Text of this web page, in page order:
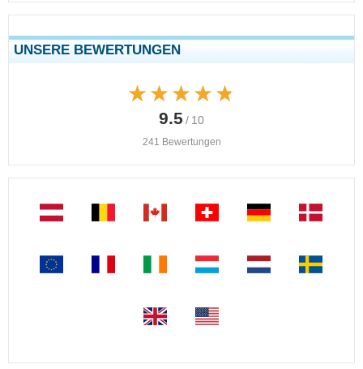
UNSERE BEWERTUNGEN
★★★★★
★★★★★
9.5 / 10
241 Bewertungen